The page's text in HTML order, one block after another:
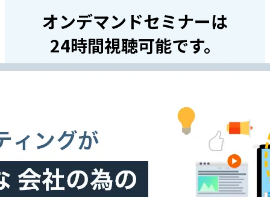
オンデマンドセミナーは
24時間視聴可能です。